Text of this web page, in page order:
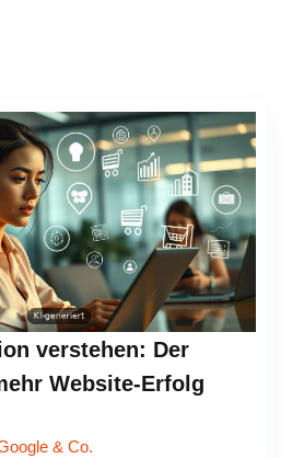
verstehen: Der
Website-Erfolg
& Co.